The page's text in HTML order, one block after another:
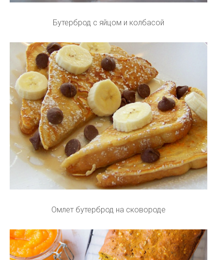
Бутерброд с яйцом и колбасой
Омлет бутерброд на сковороде